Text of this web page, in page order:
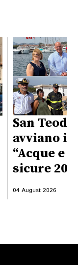
San
avviano il
“Acque e
sicure
04 August 2026